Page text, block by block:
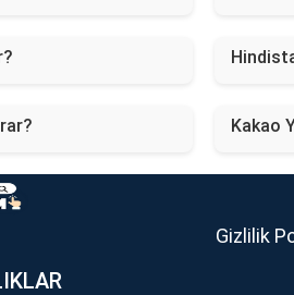
Kakao
Gizlilik